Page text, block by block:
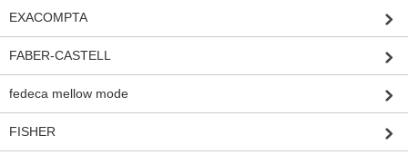
EXACOMPTA
FABER-CASTELL
fedeca mellow mode
FISHER